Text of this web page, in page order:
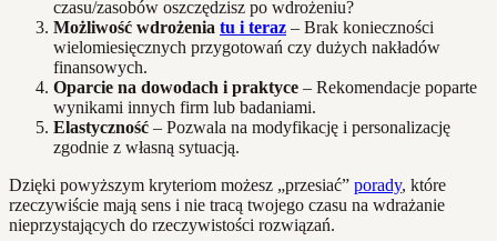
czasu/zasobów oszczędzisz po wdrożeniu?
Możliwość wdrożenia tu i teraz – Brak konieczności
wielomiesięcznych przygotowań czy dużych nakładów
finansowych.
Oparcie na dowodach i praktyce – Rekomendacje poparte
wynikami innych firm lub badaniami.
Elastyczność – Pozwala na modyfikację i personalizację
zgodnie z własną sytuacją.
Dzięki powyższym kryteriom możesz „przesiać” porady, które
rzeczywiście mają sens i nie tracą twojego czasu na wdrażanie
nieprzystających do rzeczywistości rozwiązań.